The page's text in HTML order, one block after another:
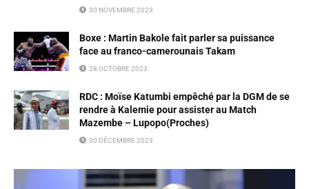
30 NOVEMBRE 2023
Boxe : Martin Bakole fait parler sa puissance
face au franco-camerounais Takam
28 OCTOBRE 2023
RDC : Moïse Katumbi empêché par la DGM de se
rendre à Kalemie pour assister au Match
Mazembe – Lupopo(Proches)
30 DÉCEMBRE 2023